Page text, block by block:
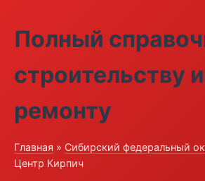
Полный
строительству и
ремонту
Главная » Сибирский федеральный
Центр Кирпич